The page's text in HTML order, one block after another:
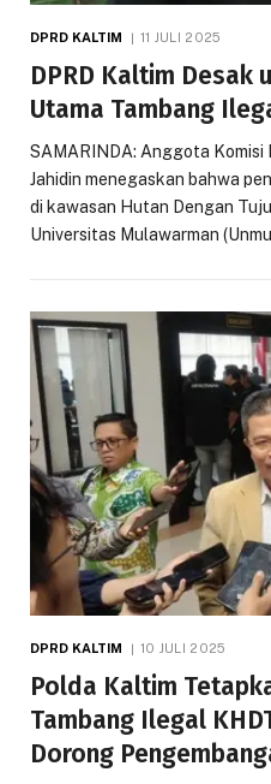
DPRD KALTIM 11 JULI 2025
DPRD Kaltim Desak
Utama Tambang
SAMARINDA: Anggota Komisi
Jahidin menegaskan bahwa
di kawasan Hutan Dengan
Universitas Mulawarman
DPRD KALTIM 10 JULI 2025
Polda Kaltim
Tambang Ilegal
Dorong